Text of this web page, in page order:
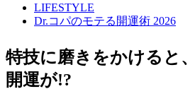
LIFESTYLE
Dr.コパのモテる開運術 2026
特技に磨きをかけると
開運が!?